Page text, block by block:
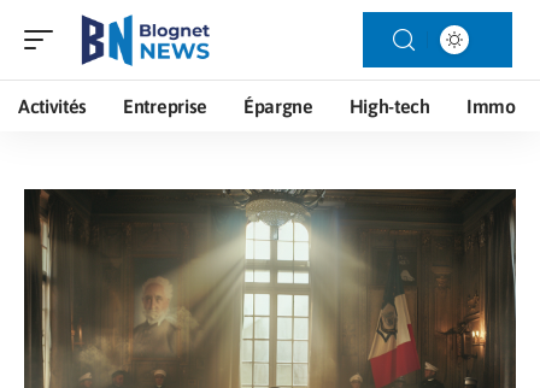
Activités Entreprise Épargne High-tech Immo